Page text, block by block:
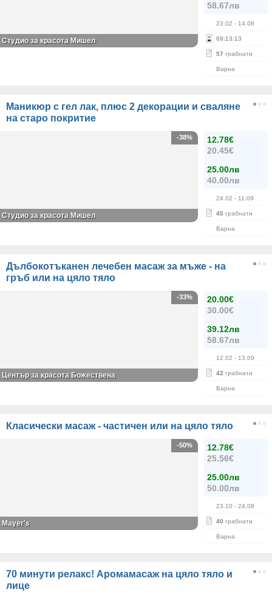
58.67лв
23.02 - 14.08
69:13:13
57 грабнати
Варна
Студио за красота Мишел
Маникюр с гел лак, плюс 2 декорации и сваляне
на старо покритие
12.78€
20.45€
25.00лв
40.00лв
24.02 - 11.09
45 грабнати
Варна
-38%
Студио за красота Мишел
Дълбокотъканен лечебен масаж за мъже - на
гръб или на цяло тяло
20.00€
30.00€
39.12лв
58.67лв
12.02 - 13.09
42 грабнати
Варна
-33%
Център за красота Божествена
Класически масаж - частичен или на цяло тяло
12.78€
25.56€
25.00лв
50.00лв
23.10 - 24.08
40 грабнати
Варна
-50%
Mayer's
70 минути релакс! Аромамасаж на цяло тяло и
лице